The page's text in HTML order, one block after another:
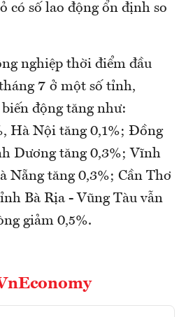
có số lao động ổn định so
nghiệp thời điểm đầu
7 ở một số tỉnh,
động tăng như:
Hà Nội tăng 0,1%; Đồng
Dương tăng 0,3%; Vĩnh
Nẵng tăng 0,3%; Cần Thơ
Bà Rịa - Vũng Tàu vẫn
giảm 0,5%.